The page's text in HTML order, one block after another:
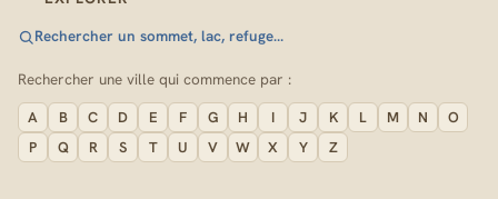
Rechercher un sommet, lac, refuge…
Rechercher une ville qui commence par :
A B C D E F G H I J K L M N
O
P
Q R S T U V W X Y Z